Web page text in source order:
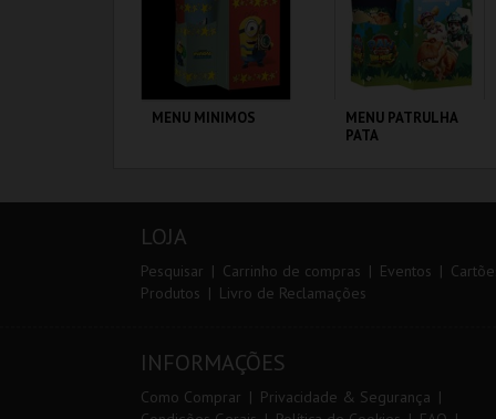
COMPRAR COMPRAR
MENU MINIMOS
COMPRAR
MENU PATRULHA
PATA
LOJA
Pesquisar Carrinho de compras Eventos
Produtos
Livro de Reclamações
INFORMAÇÕES
Como Comprar
Privacidade & Segurança